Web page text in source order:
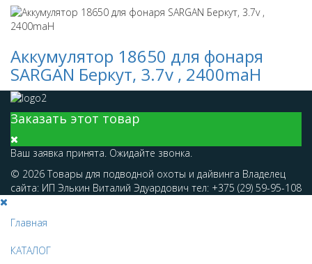
Аккумулятор 18650 для фонаря
SARGAN Беркут, 3.7v , 2400maH
Заказать этот товар
Ваш заявка принята. Ожидайте звонка.
© 2026 Товары для подводной охоты и дайвинга Владелец
сайта: ИП Элькин Виталий Эдуардович тел: +375 (29) 59-95-108
Главная
КАТАЛОГ